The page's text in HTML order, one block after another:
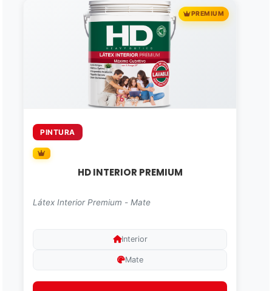
PREMIUM
PINTURA
HD INTERIOR PREMIUM
Látex Interior Premium - Mate
Interior
Mate